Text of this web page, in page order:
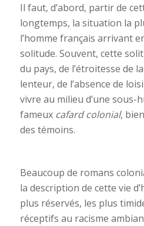
Il faut, d’abord, partir de
longtemps, la situation la
l’homme français arrivant
solitude. Souvent, cette
du pays, de l’étroitesse de
lenteur, de l’absence de
vivre au milieu d’une sous-
fameux cafard colonial,
des témoins.
Beaucoup de romans
la description de cette vie
plus réservés, les plus
réceptifs au racisme